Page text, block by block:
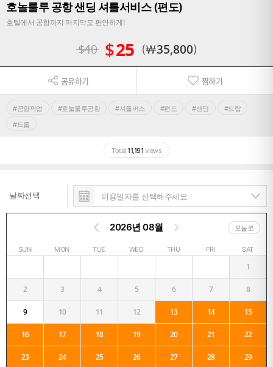
호놀룰루 공항 샌딩 셔틀서비스 (편도)
호텔에서 공항까지 마지막도 편안하게!
￦35,800
$40 $25
공유하기 찜하기
#공항픽업 #호눌룰루공항 #셔틀버스 #편도 #샌딩
#드랍
#드롭
Total 11,191 views
날짜선택
2026년 08월 오늘로
SUN MON TUE WED THU FRI SAT
1
2 3 4 5 6 7 8
9 10 11 12 13 14 15
16 17 18 19 20 21 22
23 24 25 26 27 28 29